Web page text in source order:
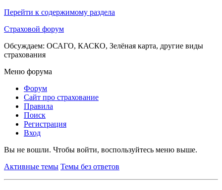
Перейти к содержимому раздела
Страховой форум
Обсуждаем: ОСАГО, КАСКО, Зелёная карта, другие виды
страхования
Меню форума
Форум
Сайт про страхование
Правила
Поиск
Регистрация
Вход
Вы не вошли. Чтобы войти, воспользуйтесь меню выше.
Активные темы Темы без ответов